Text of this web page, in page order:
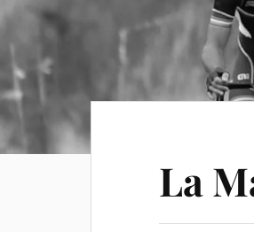
La